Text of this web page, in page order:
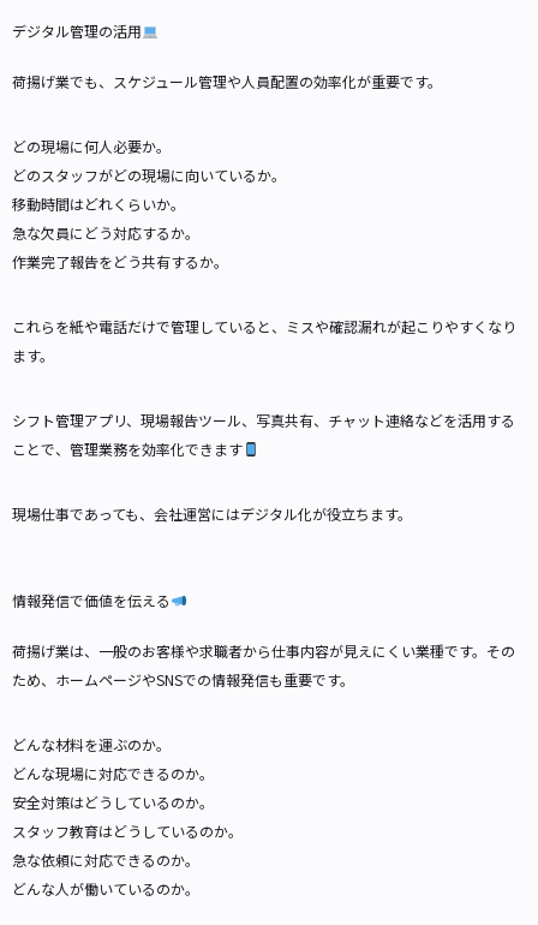
デジタル管理の活用
荷揚げ業でも、スケジュール管理や人員配置の効率化が重要です。
どの現場に何人必要か。
どのスタッフがどの現場に向いているか。
移動時間はどれくらいか。
急な欠員にどう対応するか。
作業完了報告をどう共有するか。
これらを紙や電話だけで管理していると、ミスや確認漏れが起こりやすくなり
ます。
シフト管理アプリ、現場報告ツール、写真共有、チャット連絡などを活用する
ことで、管理業務を効率化できます
現場仕事であっても、会社運営にはデジタル化が役立ちます。
情報発信で価値を伝える
荷揚げ業は、一般のお客様や求職者から仕事内容が見えにくい業種です。その
ため、ホームページやSNSでの情報発信も重要です。
どんな材料を運ぶのか。
どんな現場に対応できるのか。
安全対策はどうしているのか。
スタッフ教育はどうしているのか。
急な依頼に対応できるのか。
どんな人が働いているのか。